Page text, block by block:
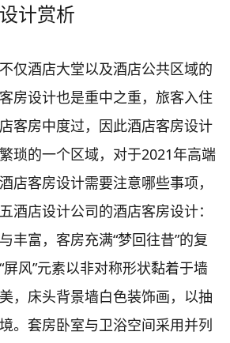
计赏析
仅酒店大堂以及酒店公共区域的
房设计也是重中之重，旅客入住
客房中度过，因此酒店客房设计
琐的一个区域，对于2021年高端
店客房设计需要注意哪些事项，
酒店设计公司的酒店客房设计：
丰富，客房充满“梦回往昔”的复
风”元素以非对称形状黏着于墙
，床头背景墙白色装饰画，以抽
。套房卧室与卫浴空间采用并列